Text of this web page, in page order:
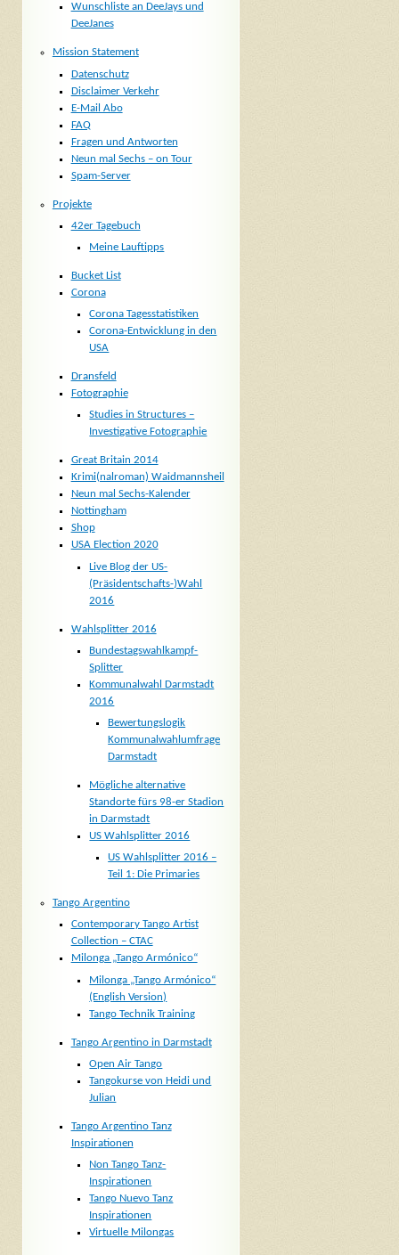
Wunschliste an DeeJays und
DeeJanes
Mission Statement
Datenschutz
Disclaimer Verkehr
E-Mail Abo
FAQ
Fragen und Antworten
Neun mal Sechs – on Tour
Spam-Server
Projekte
42er Tagebuch
Meine Lauftipps
Bucket List
Corona
Corona Tagesstatistiken
Corona-Entwicklung in den
USA
Dransfeld
Fotographie
Studies in Structures –
Investigative Fotographie
Great Britain 2014
Krimi(nalroman) Waidmannsheil
Neun mal Sechs-Kalender
Nottingham
Shop
USA Election 2020
Live Blog der US-
(Präsidentschafts-)Wahl
2016
Wahlsplitter 2016
Bundestagswahlkampf-
Splitter
Kommunalwahl Darmstadt
2016
Bewertungslogik
Kommunalwahlumfrage
Darmstadt
Mögliche alternative
Standorte fürs 98-er Stadion
in Darmstadt
US Wahlsplitter 2016
US Wahlsplitter 2016 –
Teil 1: Die Primaries
Tango Argentino
Contemporary Tango Artist
Collection – CTAC
Milonga „Tango Armónico“
Milonga „Tango Armónico“
(English Version)
Tango Technik Training
Tango Argentino in Darmstadt
Open Air Tango
Tangokurse von Heidi und
Julian
Tango Argentino Tanz
Inspirationen
Non Tango Tanz-
Inspirationen
Tango Nuevo Tanz
Inspirationen
Virtuelle Milongas